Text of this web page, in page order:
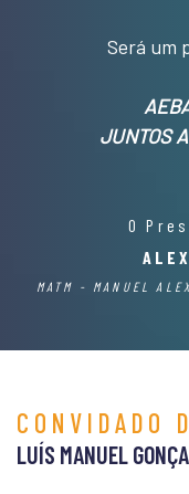
Será um
JUNTOS
O
MATM - MANUEL
CONVIDADO
LUÍS MANUEL